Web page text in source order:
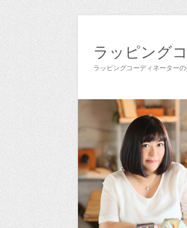
ラッピング
ラッピングコーディネーター